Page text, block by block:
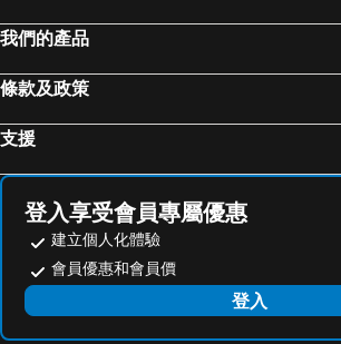
我們的產品
條款及政策
支援
登入享受會員專屬優惠
建立個人化體驗
會員優惠和會員價
登入